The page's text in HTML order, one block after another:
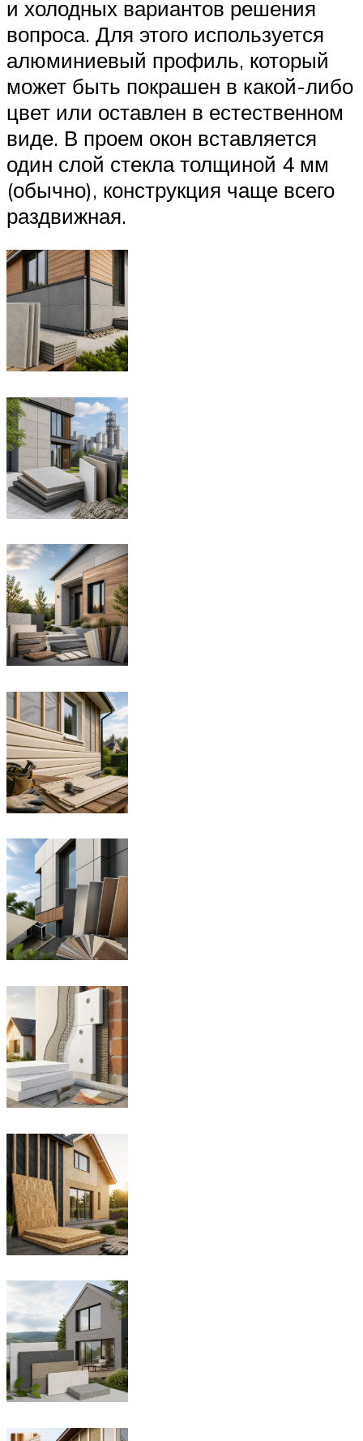
и холодных вариантов решения
вопроса. Для этого используется
алюминиевый профиль, который
может быть покрашен в какой-либо
цвет или оставлен в естественном
виде. В проем окон вставляется
один слой стекла толщиной 4 мм
(обычно), конструкция чаще всего
раздвижная.